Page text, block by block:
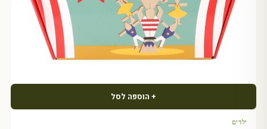
+ הוספה לסל
ילדים